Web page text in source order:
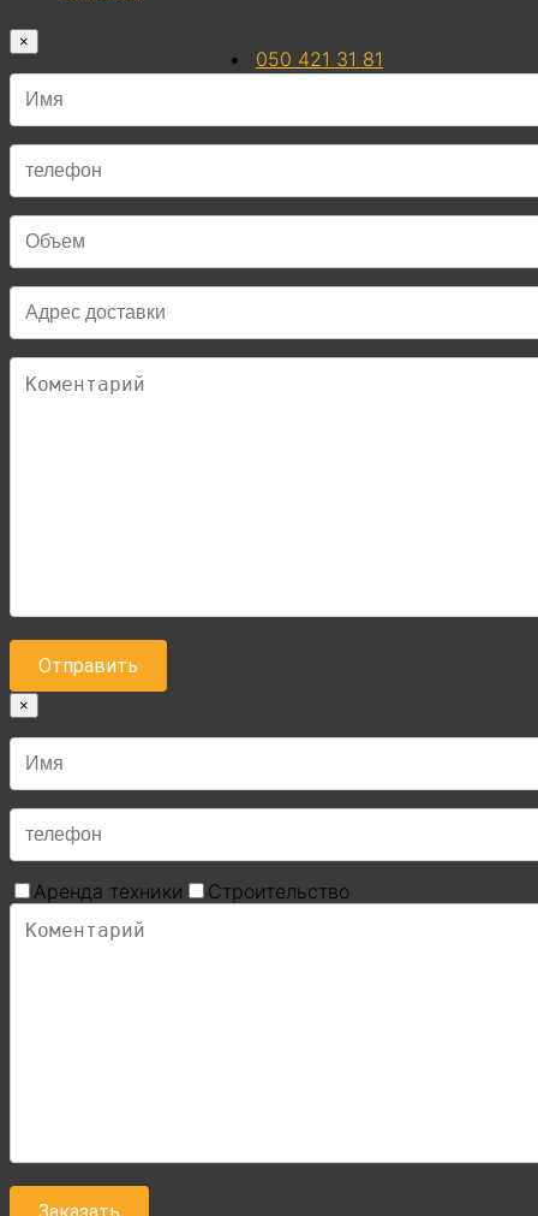
050 421 31 81
×
×
Аренда техники Строительство